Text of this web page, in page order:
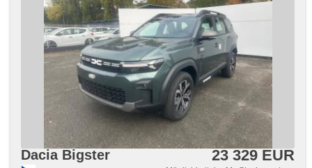
Dacia Bigster 23 329 EUR